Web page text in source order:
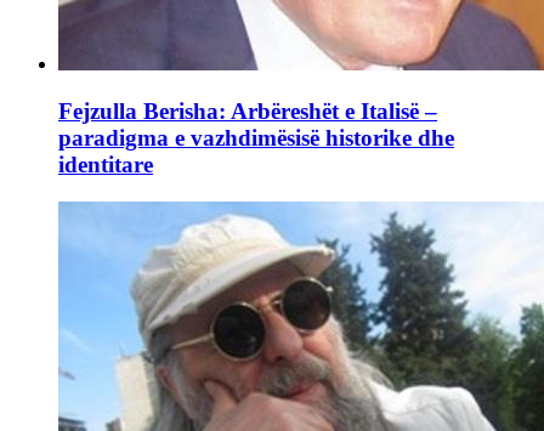
Fejzulla Berisha: Arbëreshët e Italisë –
paradigma e vazhdimësisë historike dhe
identitare